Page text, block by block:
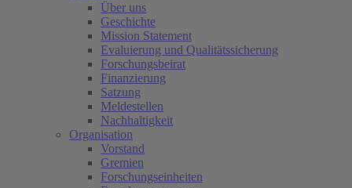
Über uns
Geschichte
Mission Statement
Evaluierung und Qualitätssicherung
Forschungsbeirat
Finanzierung
Satzung
Meldestellen
Nachhaltigkeit
Organisation
Vorstand
Gremien
Forschungseinheiten